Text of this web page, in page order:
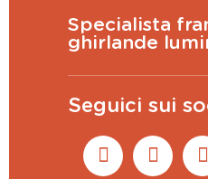
Specialista
ghirlande
Seguici sui